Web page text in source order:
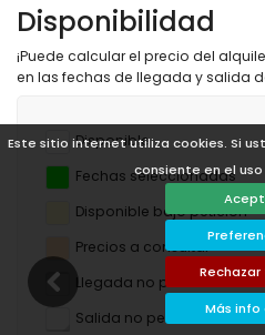
Este sitio internet utiliza cookies. Si
consiente en el
Más info
Disponibilidad
¡Puede calcular el precio del
en las fechas de llegada y salida
Disponible
Fechas seleccionadas
Disponible bajo petición
Precios a consultar
Llegada no permitida
Salida no permitida